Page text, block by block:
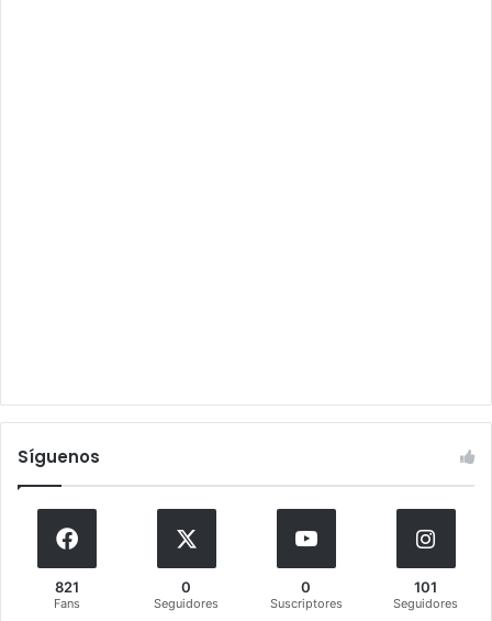
Síguenos
821
Fans
0
Seguidores
0
Suscriptores
101
Seguidores